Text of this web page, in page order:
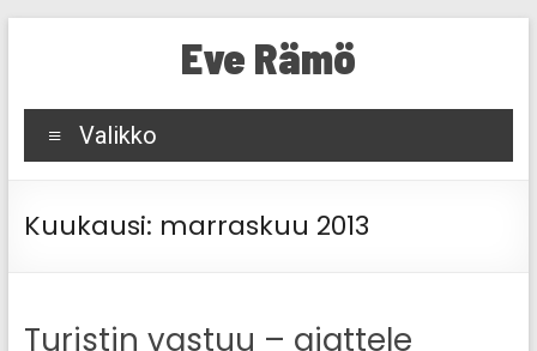
Eve Rämö
Valikko
Kuukausi: marraskuu 2013
Turistin vastuu – ajattele